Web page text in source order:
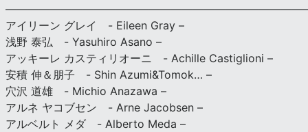
アイリーン グレイ - Eileen Gray –
浅野 泰弘 - Yasuhiro Asano –
アッキーレ カスティリオーニ - Achille Castiglioni –
安積 伸＆朋子 - Shin Azumi&Tomok… –
穴沢 道雄 - Michio Anazawa –
アルネ ヤコブセン - Arne Jacobsen –
アルベルト メダ - Alberto Meda –